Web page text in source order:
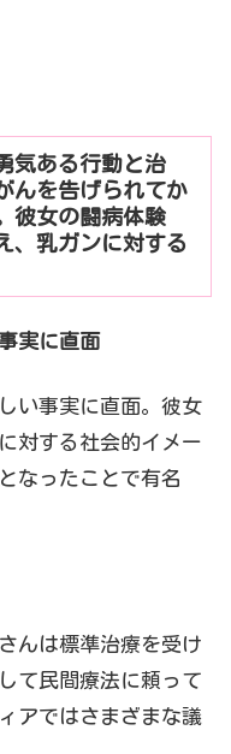
気ある行動と治
んを告げられてか
彼女の闘病体験
、乳ガンに対する
実に直面
い事実に直面。彼女
対する社会的イメー
なったことで有名
んは標準治療を受け
て民間療法に頼って
アではさまざまな議